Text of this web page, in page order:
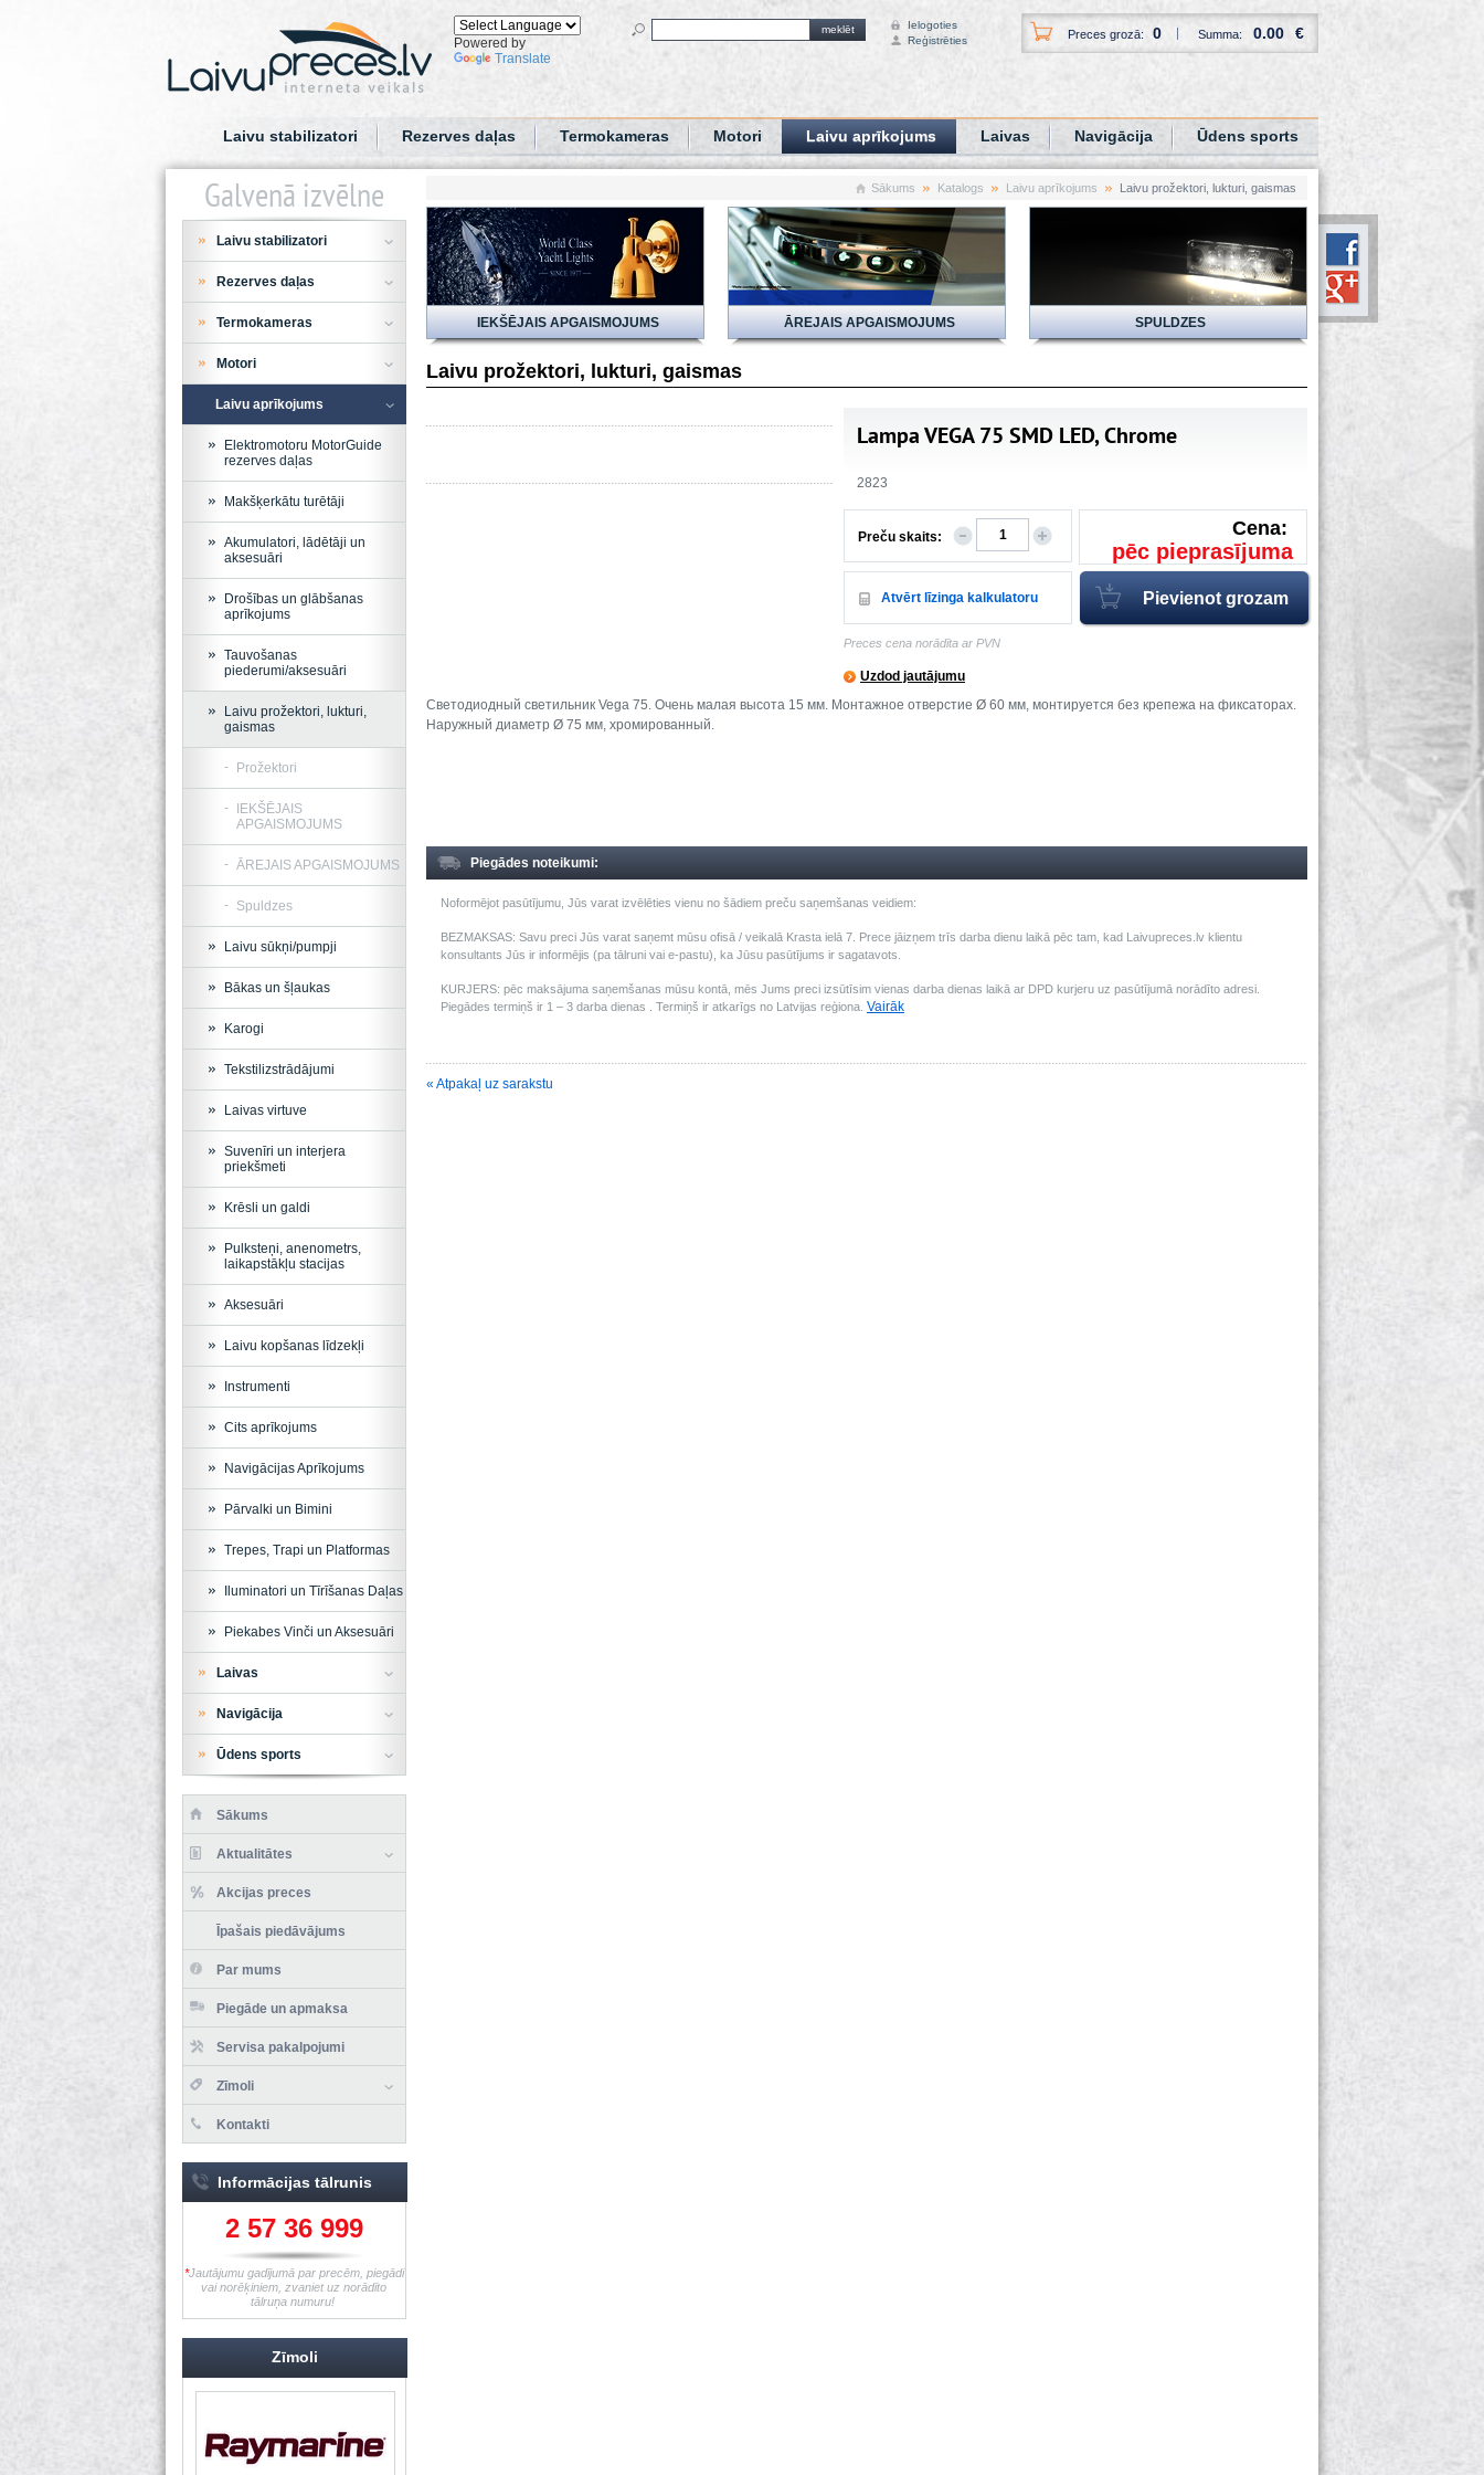
Powered by
Translate
meklēt
Ielogoties
Reģistrēties
Preces grozā: 0 Summa: 0.00 €
Laivu stabilizatori Rezerves daļas Termokameras Motori Laivu aprīkojums Laivas Navigācija Ūdens sports
Sākums Katalogs Laivu aprīkojums Laivu prožektori, lukturi, gaismas
IEKŠĒJAIS APGAISMOJUMS ĀREJAIS APGAISMOJUMS SPULDZES
Laivu prožektori, lukturi, gaismas
Lampa VEGA 75 SMD LED, Chrome
2823
Preču skaits: Cena:
pēc pieprasījuma
Atvērt līzinga kalkulatoru
Preces cena norādīta ar PVN
Uzdod jautājumu
Светодиодный светильник Vega 75. Очень малая высота 15 мм. Монтажное отверстие Ø 60 мм, монтируется без крепежа на фиксаторах.
Наружный диаметр Ø 75 мм, хромированный.
Piegādes noteikumi:
Noformējot pasūtījumu, Jūs varat izvēlēties vienu no šādiem preču saņemšanas veidiem:
BEZMAKSAS: Savu preci Jūs varat saņemt mūsu ofisā / veikalā Krasta ielā 7. Prece jāizņem trīs darba dienu laikā pēc tam, kad Laivupreces.lv klientu
konsultants Jūs ir informējis (pa tālruni vai e-pastu), ka Jūsu pasūtījums ir sagatavots.
KURJERS: pēc maksājuma saņemšanas mūsu kontā, mēs Jums preci izsūtīsim vienas darba dienas laikā ar DPD kurjeru uz pasūtījumā norādīto adresi.
Piegādes termiņš ir 1 – 3 darba dienas . Termiņš ir atkarīgs no Latvijas reģiona. Vairāk
« Atpakaļ uz sarakstu
Galvenā izvēlne
Laivu stabilizatori
Rezerves daļas
Termokameras
Motori
Laivu aprīkojums
Elektromotoru MotorGuide
rezerves daļas
Makšķerkātu turētāji
Akumulatori, lādētāji un
aksesuāri
Drošības un glābšanas
aprīkojums
Tauvošanas
piederumi/aksesuāri
Laivu prožektori, lukturi,
gaismas
Prožektori
IEKŠĒJAIS
APGAISMOJUMS
ĀREJAIS APGAISMOJUMS
Spuldzes
Laivu sūkņi/pumpji
Bākas un šļaukas
Karogi
Tekstilizstrādājumi
Laivas virtuve
Suvenīri un interjera
priekšmeti
Krēsli un galdi
Pulksteņi, anenometrs,
laikapstākļu stacijas
Aksesuāri
Laivu kopšanas līdzekļi
Instrumenti
Cits aprīkojums
Navigācijas Aprīkojums
Pārvalki un Bimini
Trepes, Trapi un Platformas
Iluminatori un Tīrīšanas Daļas
Piekabes Vinči un Aksesuāri
Laivas
Navigācija
Ūdens sports
Sākums
Aktualitātes
Akcijas preces
Īpašais piedāvājums
Par mums
Piegāde un apmaksa
Servisa pakalpojumi
Zīmoli
Kontakti
Informācijas tālrunis
2 57 36 999
*Jautājumu gadījumā par precēm, piegādi
vai norēķiniem, zvaniet uz norādīto
tālruņa numuru!
Zīmoli